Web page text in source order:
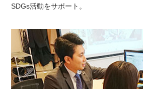
SDGs活動をサポート。